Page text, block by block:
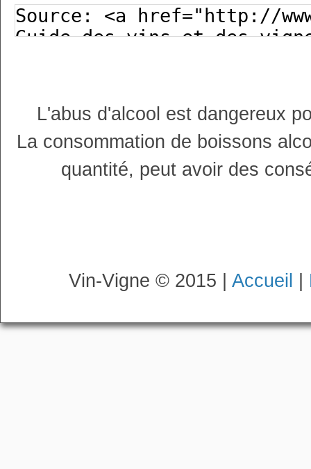
L'abus d'alcool est dangereux
La consommation de boissons
quantité, peut avoir des
Vin-Vigne © 2015 | Accueil